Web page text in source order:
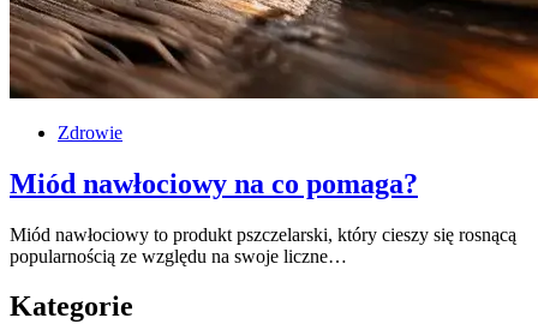
Zdrowie
Miód nawłociowy na co pomaga?
Miód nawłociowy to produkt pszczelarski, który cieszy się rosnącą
popularnością ze względu na swoje liczne…
Kategorie